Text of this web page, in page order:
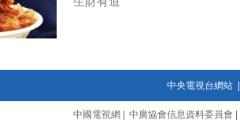
中央電視台網站|
中國電視網 中廣協會信息資料委員會